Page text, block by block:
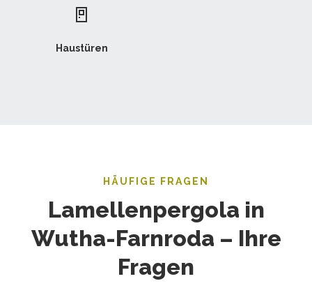
🚪
Haustüren
HÄUFIGE FRAGEN
Lamellenpergola in
Wutha-Farnroda – Ihre
Fragen